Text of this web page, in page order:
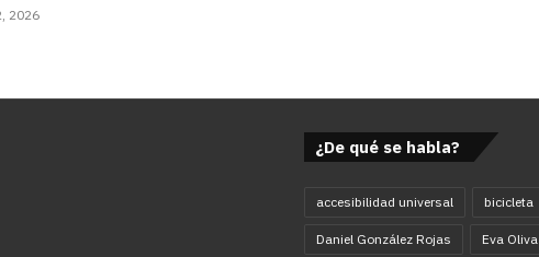
2026
¿De qué se habla?
accesibilidad universal bicicleta
Daniel González Rojas Eva Oliva